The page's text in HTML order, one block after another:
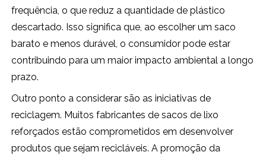
frequência, o que reduz a quantidade de plástico
descartado. Isso significa que, ao escolher um saco
barato e menos durável, o consumidor pode estar
contribuindo para um maior impacto ambiental a longo
prazo.
Outro ponto a considerar são as iniciativas de
reciclagem. Muitos fabricantes de sacos de lixo
reforçados estão comprometidos em desenvolver
produtos que sejam recicláveis. A promoção da